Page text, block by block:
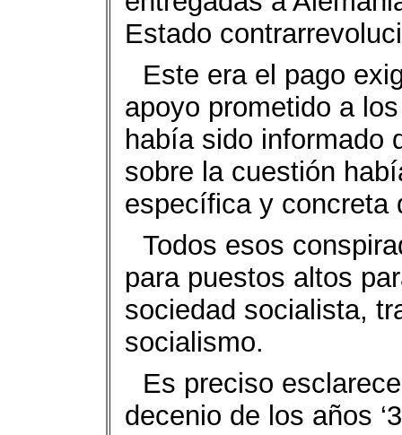
Estado
Este era el pago
apoyo prometido a
había sido informado
sobre la cuestión
específica y concreta
Todos esos
para puestos altos
sociedad socialista,
socialismo.
Es preciso
decenio de los años